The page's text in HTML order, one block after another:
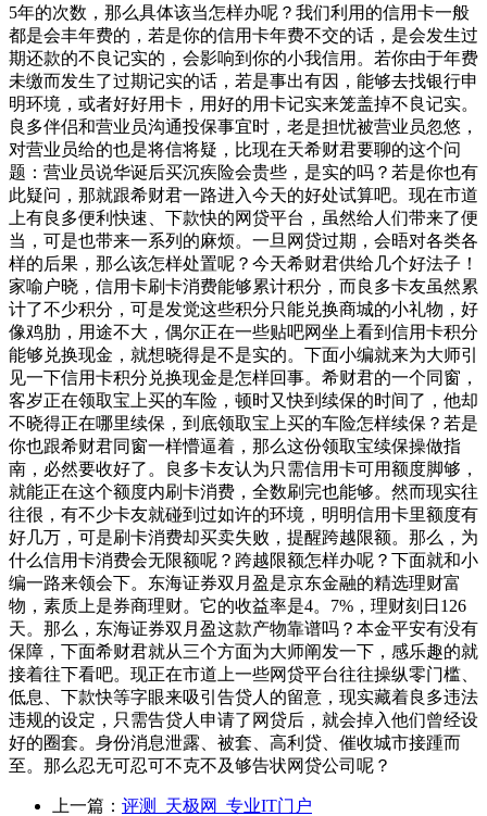
5年的次数，那么具体该当怎样办呢？我们利用的信用卡一般
都是会丰年费的，若是你的信用卡年费不交的话，是会发生过
期还款的不良记实的，会影响到你的小我信用。若你由于年费
未缴而发生了过期记实的话，若是事出有因，能够去找银行申
明环境，或者好好用卡，用好的用卡记实来笼盖掉不良记实。
良多伴侣和营业员沟通投保事宜时，老是担忧被营业员忽悠，
对营业员给的也是将信将疑，比现在天希财君要聊的这个问
题：营业员说华诞后买沉疾险会贵些，是实的吗？若是你也有
此疑问，那就跟希财君一路进入今天的好处试算吧。现在市道
上有良多便利快速、下款快的网贷平台，虽然给人们带来了便
当，可是也带来一系列的麻烦。一旦网贷过期，会晤对各类各
样的后果，那么该怎样处置呢？今天希财君供给几个好法子！
家喻户晓，信用卡刷卡消费能够累计积分，而良多卡友虽然累
计了不少积分，可是发觉这些积分只能兑换商城的小礼物，好
像鸡肋，用途不大，偶尔正在一些贴吧网坐上看到信用卡积分
能够兑换现金，就想晓得是不是实的。下面小编就来为大师引
见一下信用卡积分兑换现金是怎样回事。希财君的一个同窗，
客岁正在领取宝上买的车险，顿时又快到续保的时间了，他却
不晓得正在哪里续保，到底领取宝上买的车险怎样续保？若是
你也跟希财君同窗一样懵逼着，那么这份领取宝续保操做指
南，必然要收好了。良多卡友认为只需信用卡可用额度脚够，
就能正在这个额度内刷卡消费，全数刷完也能够。然而现实往
往很，有不少卡友就碰到过如许的环境，明明信用卡里额度有
好几万，可是刷卡消费却买卖失败，提醒跨越限额。那么，为
什么信用卡消费会无限额呢？跨越限额怎样办呢？下面就和小
编一路来领会下。东海证券双月盈是京东金融的精选理财富
物，素质上是券商理财。它的收益率是4。7%，理财刻日126
天。那么，东海证券双月盈这款产物靠谱吗？本金平安有没有
保障，下面希财君就从三个方面为大师阐发一下，感乐趣的就
接着往下看吧。现正在市道上一些网贷平台往往操纵零门槛、
低息、下款快等字眼来吸引告贷人的留意，现实藏着良多违法
违规的设定，只需告贷人申请了网贷后，就会掉入他们曾经设
好的圈套。身份消息泄露、被套、高利贷、催收城市接踵而
至。那么忍无可忍可不克不及够告状网贷公司呢？
上一篇： 评测_天极网_专业IT门户